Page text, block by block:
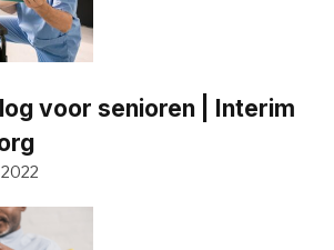
voor senioren | Interim